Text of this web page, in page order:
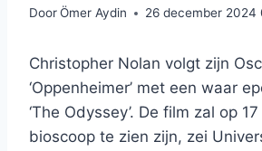
DoorÖmer Aydin 26 december 2024
Christopher Nolan volgt zijn
‘Oppenheimer’ met een waar
‘The Odyssey’. De film zal op
bioscoop te zien zijn, zei